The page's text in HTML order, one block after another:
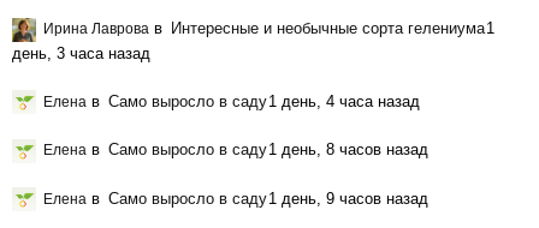
Ирина Лаврова в Интересные и необычные сорта гелениума1
день, 3 часа назад
Елена в Само выросло в саду1 день, 4 часа назад
Елена в Само выросло в саду1 день, 8 часов назад
Елена в Само выросло в саду1 день, 9 часов назад